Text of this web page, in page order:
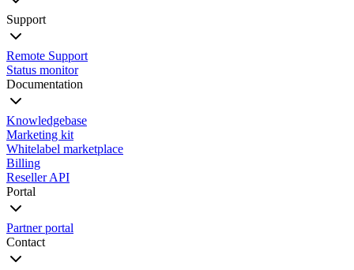
Support
Remote Support
Status monitor
Documentation
Knowledgebase
Marketing kit
Whitelabel marketplace
Billing
Reseller API
Portal
Partner portal
Contact